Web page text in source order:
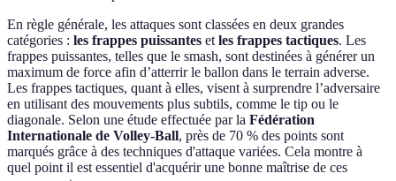
En règle générale, les attaques sont classées en deux grandes
catégories : les frappes puissantes etles frappes tactiques. Les
frappes puissantes, telles que le smash, sont destinées à générer un
maximum de force afin d’atterrir le ballon dans le terrain adverse.
Les frappes tactiques, quant à elles, visent à surprendre l’adversaire
en utilisant des mouvements plus subtils, comme le tip ou le
diagonale. Selon une étude effectuée par la Fédération
Internationale de Volley-Ball, près de 70 % des points sont
marqués grâce à des techniques d'attaque variées. Cela montre à
quel point il est essentiel d'acquérir une bonne maîtrise de ces